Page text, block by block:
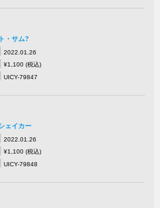
・サム?
2022.01.26
¥1,100 (税込)
UICY-79847
ェイカー
2022.01.26
¥1,100 (税込)
UICY-79848